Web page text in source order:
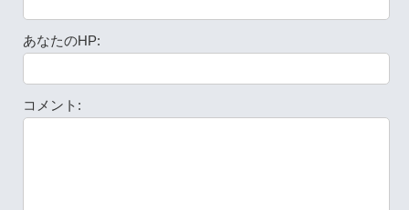
あなたのHP:
コメント: